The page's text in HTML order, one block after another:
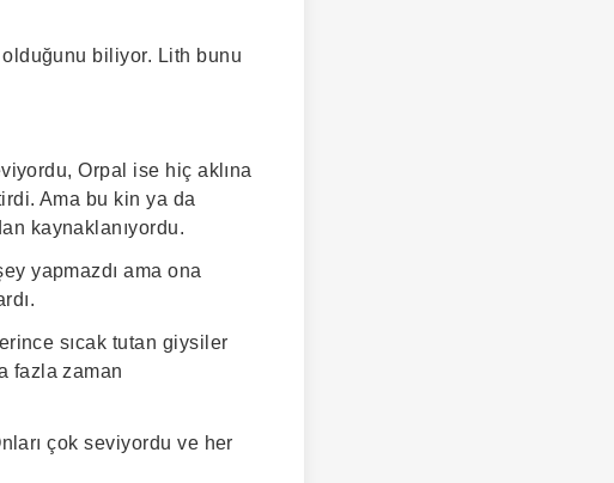
biliyor. Lith bunu
Orpal ise hiç aklına
Ama bu kin ya da
kaynaklanıyordu.
yapmazdı ama ona
sıcak tutan giysiler
fazla zaman
çok seviyordu ve her